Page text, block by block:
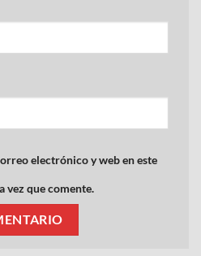
electrónico y web en este
vez que comente.